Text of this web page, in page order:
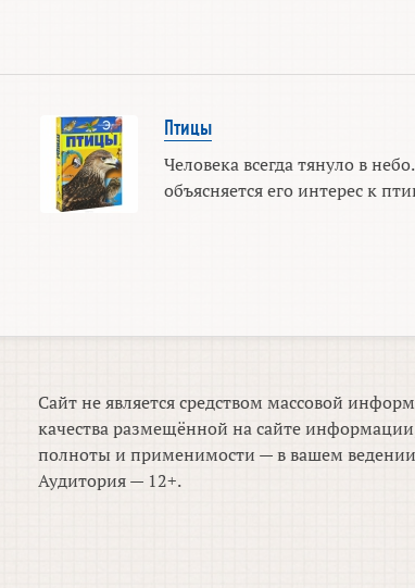
Птицы
Человека всегда тянуло в
объясняется его интерес к
Сайт не является средством массовой
качества размещённой на сайте
полноты и применимости — в вашем
Аудитория — 12+.